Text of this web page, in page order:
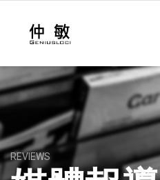
REVIEWS